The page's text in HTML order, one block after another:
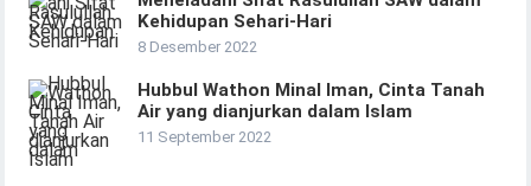
Kehidupan Sehari-Hari
8 Desember 2022
Hubbul Wathon Minal Iman, Cinta Tanah
Air yang dianjurkan dalam Islam
11 September 2022